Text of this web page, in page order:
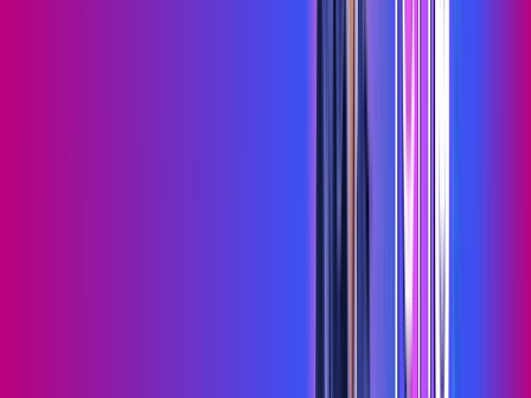
Wi-fi de alta performance para curtir e compartilhar à vontade